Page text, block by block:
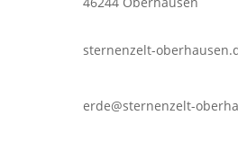
sternenzelt-
erde@sternenzelt-